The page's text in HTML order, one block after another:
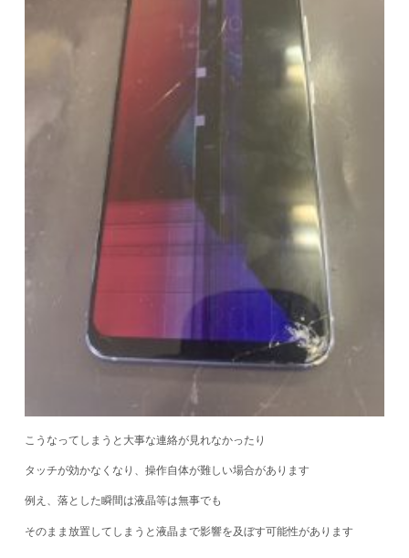
こうなってしまうと大事な連絡が見れなかったり
タッチが効かなくなり、操作自体が難しい場合があります
例え、落とした瞬間は液晶等は無事でも
そのまま放置してしまうと液晶まで影響を及ぼす可能性があります